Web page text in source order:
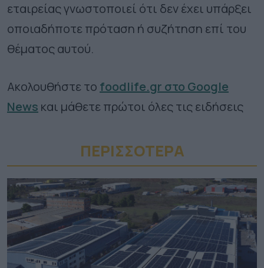
εταιρείας γνωστοποιεί ότι δεν έχει υπάρξει
οποιαδήποτε πρόταση ή συζήτηση επί του
θέματος αυτού.
Ακολουθήστε το foodlife.gr στο Google
News και μάθετε πρώτοι όλες τις ειδήσεις
ΠΕΡΙΣΣΟΤΕΡA